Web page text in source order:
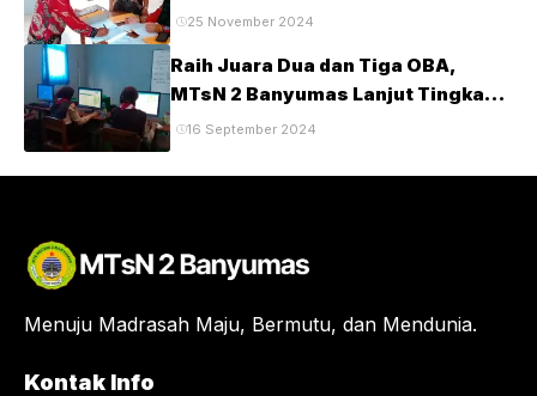
Berlangsung Tertib dan Lancar
25 November 2024
Raih Juara Dua dan Tiga OBA,
MTsN 2 Banyumas Lanjut Tingkat
Provinsi
16 September 2024
Menuju Madrasah Maju, Bermutu, dan Mendunia.
Kontak Info